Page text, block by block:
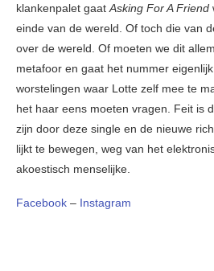
klankenpalet gaatAsking For A Friend
einde van de wereld. Of toch die van
over de wereld. Of moeten we dit
metafoor en gaat het nummer
worstelingen waar Lotte zelf mee te
het haar eens moeten vragen. Feit is
zijn door deze single en de nieuwe
lijkt te bewegen, weg van het
akoestisch menselijke.
Facebook – Instagram